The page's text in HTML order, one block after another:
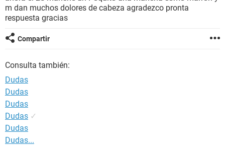
GLOSARIO
m dan muchos dolores de cabeza agradezco pronta
respuesta gracias
Compartir
Consulta también:
Dudas
Dudas
Dudas
Dudas ✓
Dudas
Dudas...